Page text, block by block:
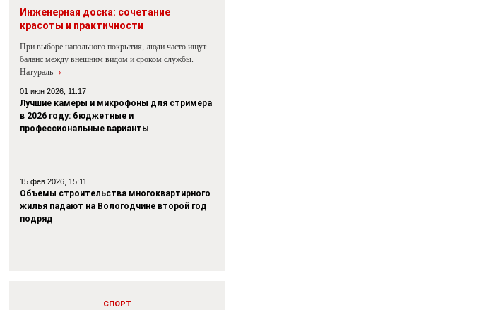
Инженерная доска: сочетание
красоты и практичности
При выборе напольного покрытия, люди часто ищут
баланс между внешним видом и сроком службы.
Натураль→
01 июн 2026, 11:17
Лучшие камеры и микрофоны для стримера
в 2026 году: бюджетные и
профессиональные варианты
15 фев 2026, 15:11
Объемы строительства многоквартирного
жилья падают на Вологодчине второй год
подряд
СПОРТ